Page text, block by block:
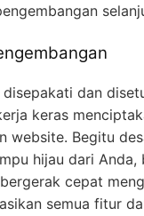
disepakati dan
keras
website. Begitu
hijau dari Anda,
cepat
semua fitur